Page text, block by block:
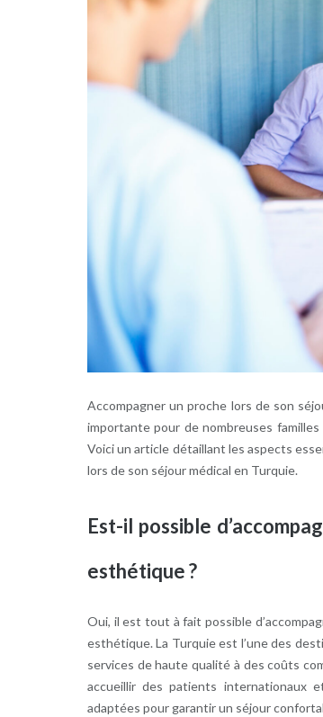
Accompagner un proche lors de son
importante pour de nombreuses
Voici un article détaillant les aspects
lors de son séjour médical en Turquie.
Est-il possible
esthétique ?
Oui, il est tout à fait possible
esthétique. La Turquie est l’une des
services de haute qualité à des coûts
accueillir des patients internationaux
adaptées pour garantir un séjour